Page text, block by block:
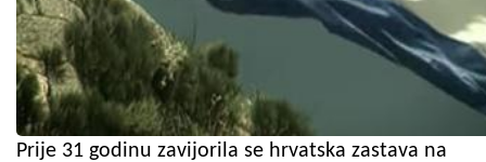
Prije 31 godinu zavijorila se hrvatska zastava na